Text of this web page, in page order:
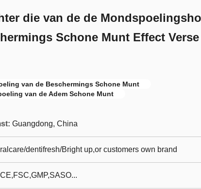
die van de de
Schone Munt Effect Verse
van de Beschermings Schone Munt
van de Adem Schone Munt
Guangdong, China
dentifresh/Bright up,or customers own brand